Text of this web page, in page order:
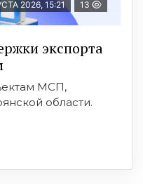
2026, 15:21 13
экспорта
МСП,
области.